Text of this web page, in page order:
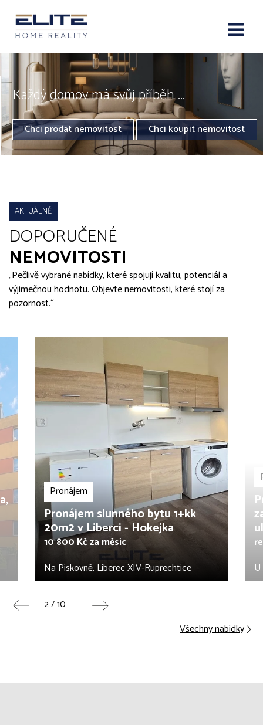
Každý domov má svůj příběh ...
Chci prodat nemovitost Chci koupit nemovitost
AKTUÁLNĚ
DOPORUČENÉ
NEMOVITOSTI
„Pečlivě vybrané nabídky, které spojují kvalitu, potenciál a
výjimečnou hodnotu. Objevte nemovitosti, které stojí za
pozornost.“
Pronájem
Pronájem slunného bytu 1+kk
20m2 v Liberci - Hokejka
10 800 Kč za měsíc
Na Pískovně, Liberec XIV-Ruprechtice
2 / 10
Všechny nabídky